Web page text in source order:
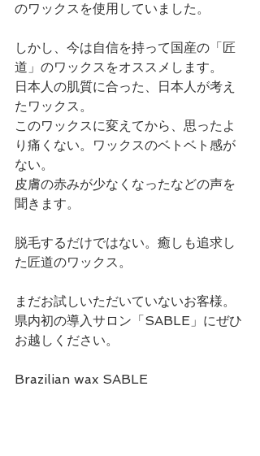
のワックスを使用していました。
しかし、今は自信を持って国産の「匠
道」のワックスをオススメします。
日本人の肌質に合った、日本人が考え
たワックス。
このワックスに変えてから、思ったよ
り痛くない。ワックスのベトベト感が
ない。
皮膚の赤みが少なくなったなどの声を
聞きます。
脱毛するだけではない。癒しも追求し
た匠道のワックス。
まだお試しいただいていないお客様。
県内初の導入サロン「SABLE」にぜひ
お越しください。
Brazilian wax SABLE